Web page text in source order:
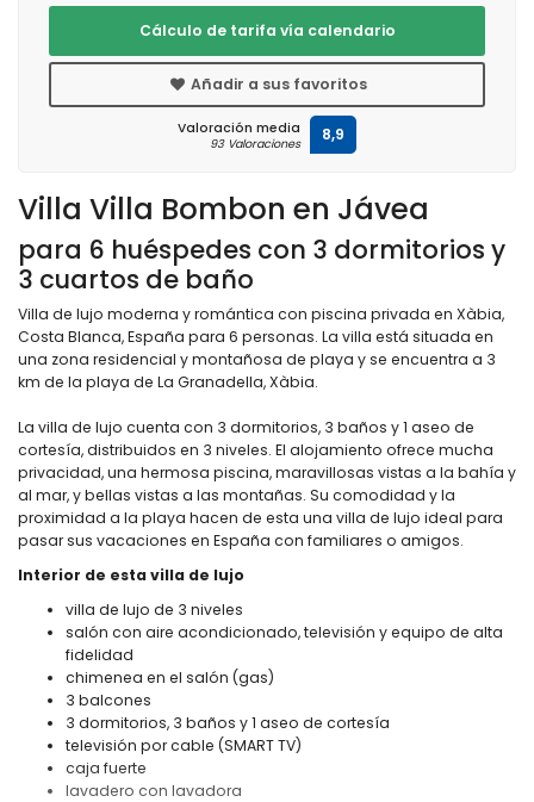
Villa Villa Bombon en Jávea
para 6 huéspedes con 3 dormitorios y
3 cuartos de baño
Villa de lujo moderna y romántica con piscina privada en Xàbia,
Costa Blanca, España para 6 personas. La villa está situada en
una zona residencial y montañosa de playa y se encuentra a 3
km de la playa de La Granadella, Xàbia.
La villa de lujo cuenta con 3 dormitorios, 3 baños y 1 aseo de
cortesía, distribuidos en 3 niveles. El alojamiento ofrece mucha
privacidad, una hermosa piscina, maravillosas vistas a la bahía y
al mar, y bellas vistas a las montañas. Su comodidad y la
proximidad a la playa hacen de esta una villa de lujo ideal para
pasar sus vacaciones en España con familiares o amigos.
Interior de esta villa de lujo
villa de lujo de 3 niveles
salón con aire acondicionado, televisión y equipo de alta
fidelidad
chimenea en el salón (gas)
3 balcones
3 dormitorios, 3 baños y 1 aseo de cortesía
televisión por cable (SMART TV)
caja fuerte
lavadero con lavadora
Cálculo de tarifa vía calendario
Añadir a sus favoritos
Valoración media
93 Valoraciones 8,9